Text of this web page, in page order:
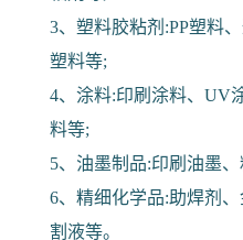
3、塑料胶粘剂:PP塑料
塑料等;
4、涂料:印刷涂料、UV
料等;
5、油墨制品:印刷油墨
6、精细化学品:助焊剂
割液等。